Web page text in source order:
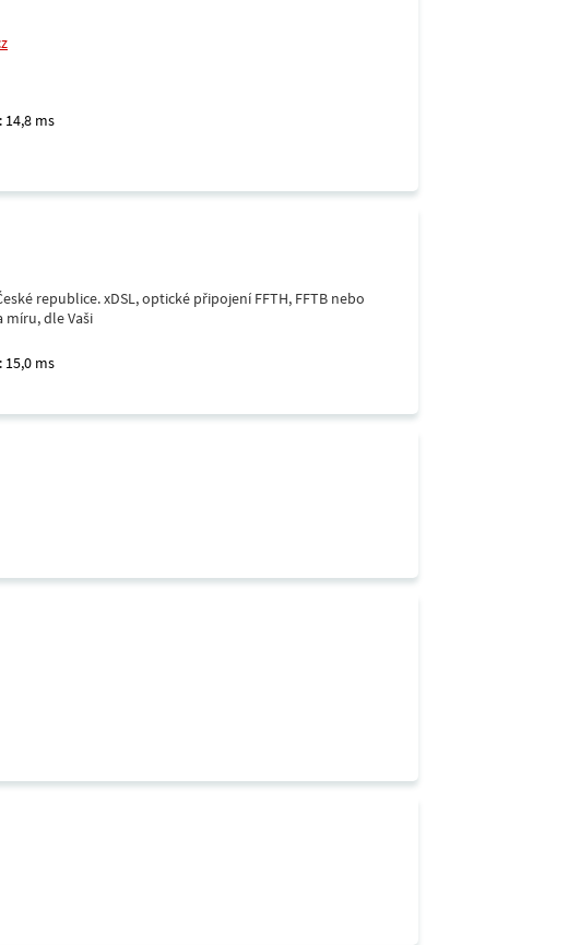
14,8 ms
republice. xDSL, optické připojení FFTH, FFTB nebo
míru, dle Vaši
15,0 ms